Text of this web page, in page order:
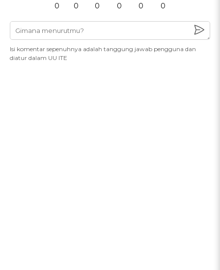
0 0 0 0 0 0
Isi komentar sepenuhnya adalah tanggung jawab pengguna dan
diatur dalam UU ITE